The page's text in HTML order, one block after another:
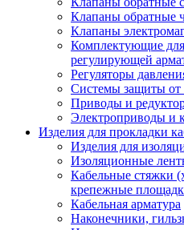
Клапаны обратные
Клапаны
Комплектующие
регулирующей
Регуляторы
Системы защиты от
Приводы и
Электроприводы и
Изделия для прокладки
Изделия для
Изоляционные
Кабельные стяжки
крепежные
Кабельная арматура
Наконечники,